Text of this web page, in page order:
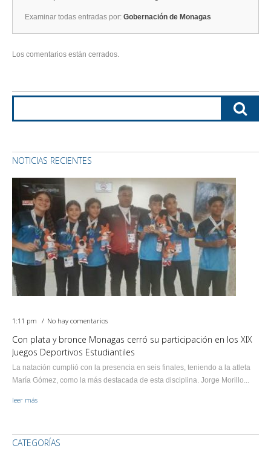
Examinar todas entradas por: Gobernación de Monagas
Los comentarios están cerrados.
NOTICIAS RECIENTES
1:11 pm No hay comentarios
Con plata y bronce Monagas cerró su participación en los XIX
Juegos Deportivos Estudiantiles
La natación cumplió con la presencia en seis finales, teniendo a la atleta
María Gómez, como la más destacada de esta disciplina. Jorge Morillo...
leer más
CATEGORÍAS